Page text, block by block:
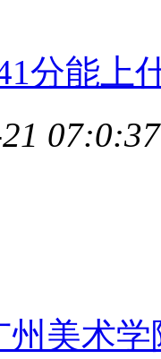
分能上
07:0:37
州美术学